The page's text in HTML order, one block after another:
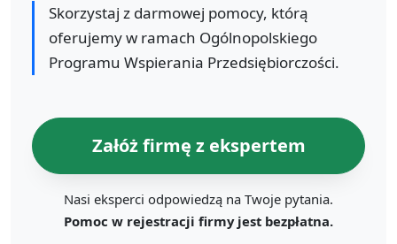
Skorzystaj z darmowej pomocy, którą
oferujemy w ramach Ogólnopolskiego
Programu Wspierania Przedsiębiorczości.
Załóż firmę z ekspertem
Nasi eksperci odpowiedzą na Twoje pytania.
Pomoc w rejestracji firmy jest bezpłatna.